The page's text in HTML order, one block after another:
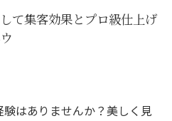
て集客効果とプロ級仕上げ
はありませんか？美しく見